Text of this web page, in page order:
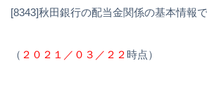
[8343]秋田銀行の配当金関係の基本情報で
（ ２０２１／０３／２２時点）